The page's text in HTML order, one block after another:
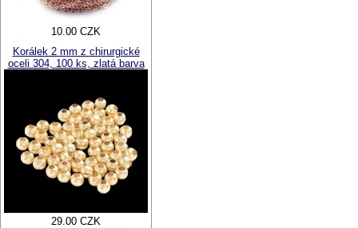
10.00 CZK
Korálek 2 mm z chirurgické
oceli 304, 100 ks, zlatá barva
29.00 CZK